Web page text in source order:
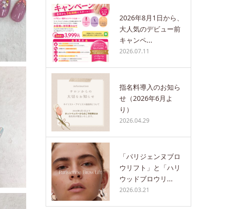
2026年8月1日から、
大人気のデビュー前
キャンペ...
2026.07.11
指名料導入のお知ら
せ（2026年6月よ
り）
2026.04.29
「パリジェンヌブロ
ウリフト」と「ハリ
ウッドブロウリ...
2026.03.21